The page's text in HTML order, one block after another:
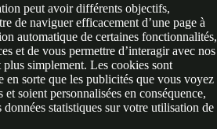
peut avoir différents objectifs,
de naviguer efficacement d’une page à
automatique de certaines fonctionnalités,
et de vous permettre d’interagir avec nos
simplement. Les cookies sont
en sorte que les publicités que vous voyez
soient personnalisées en conséquence,
statistiques sur votre utilisation de